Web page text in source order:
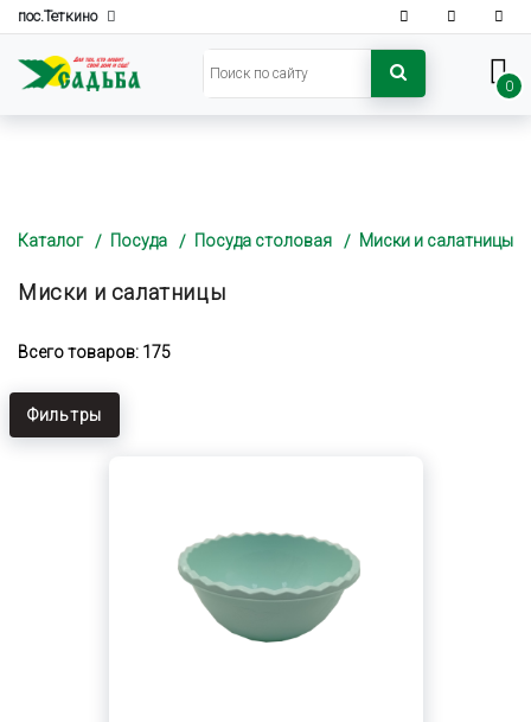
пос.Теткино
0
Каталог Посуда Посуда столовая Миски и салатницы
Миски и салатницы
Всего товаров: 175
Фильтры